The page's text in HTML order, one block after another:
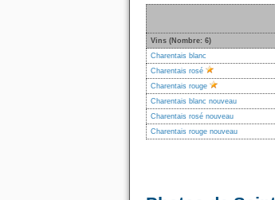
Vins (Nombre: 6)
Charentais blanc
Charentais rosé
Charentais rouge
Charentais blanc nouveau
Charentais rosé nouveau
Charentais rouge nouveau